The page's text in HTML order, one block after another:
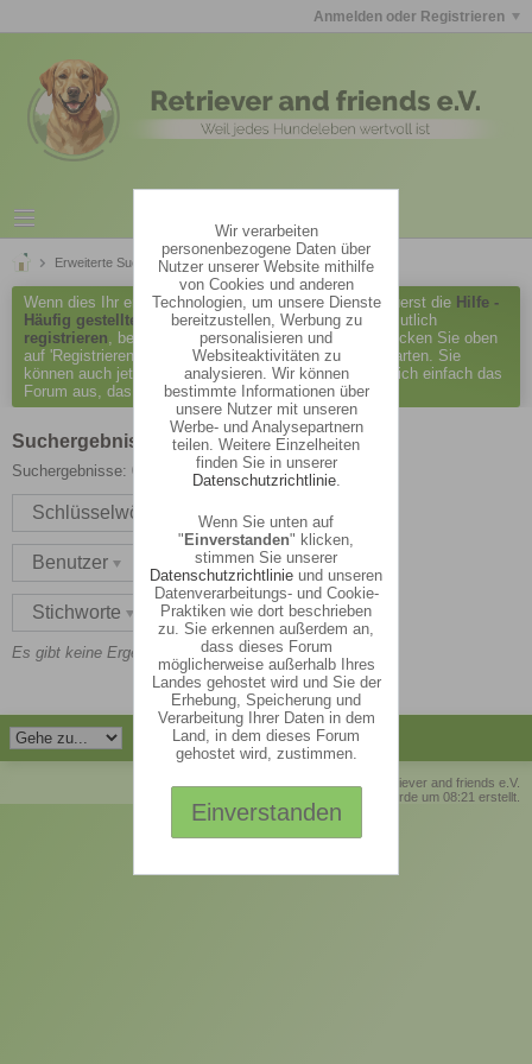
Anmelden oder Registrieren
Erweiterte Suche Suchergebnisse
Wenn dies Ihr erster Besuch hier ist, lesen Sie bitte zuerst die Hilfe -
Häufig gestellte Fragendurch. Sie müssen sich vermutlich
registrieren, bevor Sie Beiträge verfassen können. Klicken Sie oben
auf 'Registrieren', um den Registrierungsprozess zu starten. Sie
können auch jetzt schon Beiträge lesen. Suchen Sie sich einfach das
Forum aus, das Sie am meisten interessiert.
Suchergebnisse
Suchergebnisse: 0 Ergebnisse in 0,0041 Sekunden.
Schlüsselwörter
Benutzer
Stichworte doodle
Es gibt keine Ergebnisse zu diesen Suchkriterien.
© Retriever and friends e.V.
Die Seite wurde um 08:21 erstellt.
Wir verarbeiten
personenbezogene Daten über
Nutzer unserer Website mithilfe
von Cookies und anderen
Technologien, um unsere Dienste
bereitzustellen, Werbung zu
personalisieren und
Websiteaktivitäten zu
analysieren. Wir können
bestimmte Informationen über
unsere Nutzer mit unseren
Werbe- und Analysepartnern
teilen. Weitere Einzelheiten
finden Sie in unserer
Datenschutzrichtlinie.
Wenn Sie unten auf
"Einverstanden" klicken,
stimmen Sie unserer
Datenschutzrichtlinie und unseren
Datenverarbeitungs- und Cookie-
Praktiken wie dort beschrieben
zu. Sie erkennen außerdem an,
dass dieses Forum
möglicherweise außerhalb Ihres
Landes gehostet wird und Sie der
Erhebung, Speicherung und
Verarbeitung Ihrer Daten in dem
Land, in dem dieses Forum
gehostet wird, zustimmen.
Einverstanden